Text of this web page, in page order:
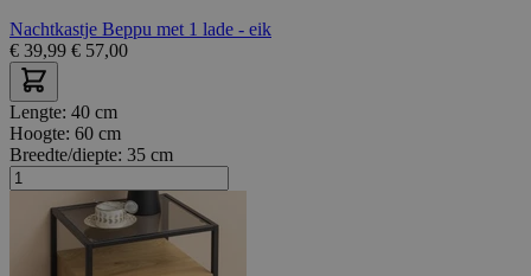
Nachtkastje Beppu met 1 lade - eik
€ 39,99 € 57,00
Lengte: 40 cm
Hoogte: 60 cm
Breedte/diepte: 35 cm